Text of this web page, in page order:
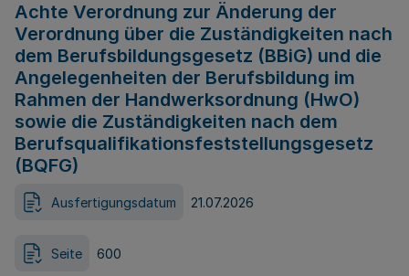
Achte Verordnung zur Änderung der
Verordnung über die Zuständigkeiten nach
dem Berufsbildungsgesetz (BBiG) und die
Angelegenheiten der Berufsbildung im
Rahmen der Handwerksordnung (HwO)
sowie die Zuständigkeiten nach dem
Berufsqualifikationsfeststellungsgesetz
(BQFG)
Ausfertigungsdatum 21.07.2026
Seite 600